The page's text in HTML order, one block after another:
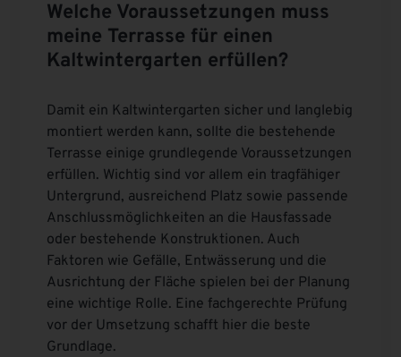
Welche Voraussetzungen muss
meine Terrasse für einen
Kaltwintergarten erfüllen?
Damit ein Kaltwintergarten sicher und langlebig
montiert werden kann, sollte die bestehende
Terrasse einige grundlegende Voraussetzungen
erfüllen. Wichtig sind vor allem ein tragfähiger
Untergrund, ausreichend Platz sowie passende
Anschlussmöglichkeiten an die Hausfassade
oder bestehende Konstruktionen. Auch
Faktoren wie Gefälle, Entwässerung und die
Ausrichtung der Fläche spielen bei der Planung
eine wichtige Rolle. Eine fachgerechte Prüfung
vor der Umsetzung schafft hier die beste
Grundlage.